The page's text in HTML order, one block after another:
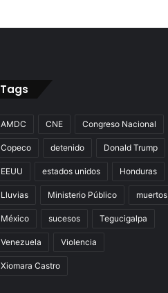
Tags
AMDC CNE Congreso Nacional
Copeco detenido Donald Trump
EEUU estados unidos Honduras
Lluvias Ministerio Público muertos
México sucesos Tegucigalpa
Venezuela Violencia
Xiomara Castro